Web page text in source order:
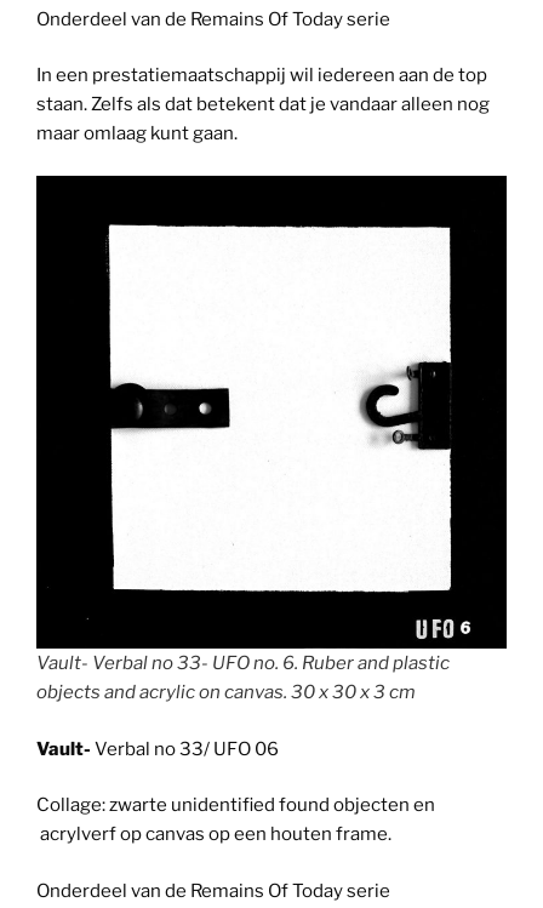
Onderdeel van de Remains Of Today serie
In een prestatiemaatschappij wil iedereen aan de top
staan. Zelfs als dat betekent dat je vandaar alleen nog
maar omlaag kunt gaan.
Vault- Verbal no 33- UFO no. 6. Ruber and plastic
objects and acrylic on canvas. 30 x 30 x 3 cm
Vault- Verbal no 33/ UFO 06
Collage: zwarte unidentified found objecten en
acrylverf op canvas op een houten frame.
Onderdeel van de Remains Of Today serie